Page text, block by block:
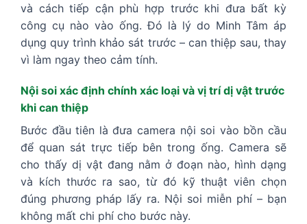
và cách tiếp cận phù hợp trước khi đưa bất kỳ
công cụ nào vào ống. Đó là lý do Minh Tâm áp
dụng quy trình khảo sát trước – can thiệp sau, thay
vì làm ngay theo cảm tính.
Nội soi xác định chính xác loại và vị trí dị vật trước
khi can thiệp
Bước đầu tiên là đưa camera nội soi vào bồn cầu
để quan sát trực tiếp bên trong ống. Camera sẽ
cho thấy dị vật đang nằm ở đoạn nào, hình dạng
và kích thước ra sao, từ đó kỹ thuật viên chọn
đúng phương pháp lấy ra. Nội soi miễn phí – bạn
không mất chi phí cho bước này.